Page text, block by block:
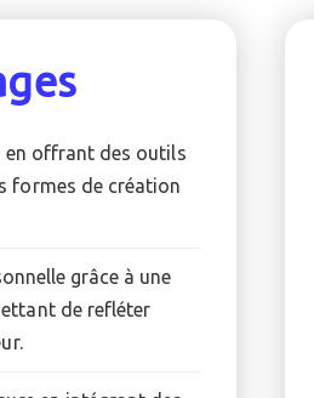
offrant des outils
formes de création
grâce à une
de refléter